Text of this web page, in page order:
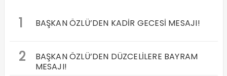
1 BAŞKAN ÖZLÜ’DEN KADİR GECESİ MESAJI!
2
BAŞKAN ÖZLÜ’DEN DÜZCELİLERE BAYRAM
MESAJI!